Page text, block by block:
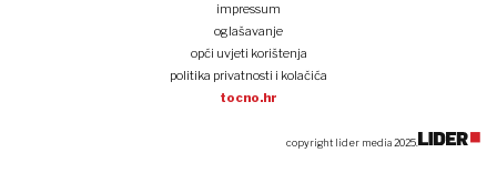
impressum
oglašavanje
opći uvjeti korištenja
politika privatnosti i kolačića
tocno.hr
copyright lider media 2025.